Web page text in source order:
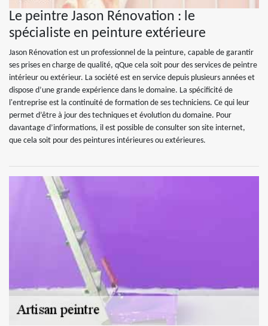
Le peintre Jason Rénovation : le
spécialiste en peinture extérieure
Jason Rénovation est un professionnel de la peinture, capable de garantir
ses prises en charge de qualité, qQue cela soit pour des services de peintre
intérieur ou extérieur. La société est en service depuis plusieurs années et
dispose d’une grande expérience dans le domaine. La spécificité de
l'entreprise est la continuité de formation de ses techniciens. Ce qui leur
permet d’être à jour des techniques et évolution du domaine. Pour
davantage d’informations, il est possible de consulter son site internet,
que cela soit pour des peintures intérieures ou extérieures.